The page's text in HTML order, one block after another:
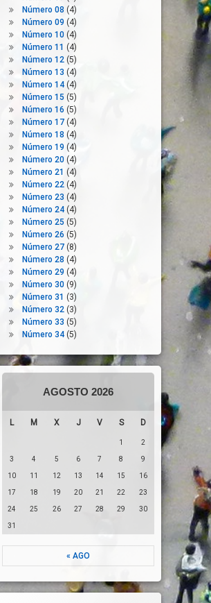
Número 08 (4)
Número 09 (4)
Número 10(4)
Número 11 (4)
Número 12(5)
Número 13 (4)
Número 14(4)
Número 15 (5)
Número 16 (5)
Número 17(4)
Número 18 (4)
Número 19 (4)
Número 20(4)
Número 21 (4)
Número 22(4)
Número 23 (4)
Número 24(4)
Número 25 (5)
Número 26 (5)
Número 27(8)
Número 28 (4)
Número 29 (4)
Número 30(9)
Número 31 (3)
Número 32(3)
Número 33 (5)
Número 34(5)
AGOSTO 2026
L M X J V S D
1 2
3 4 5 6 7 8 9
10 11 12 13 14 15 16
17 18 19 20 21 22 23
24 25 26 27 28 29 30
31
« AGO